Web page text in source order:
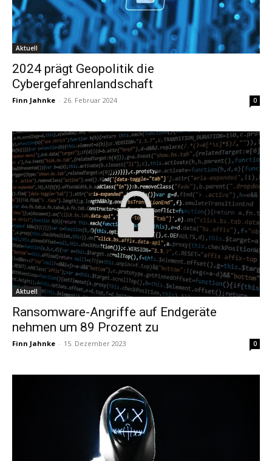
Aktuell
2024 prägt Geopolitik die
Cybergefahrenlandschaft
Finn Jahnke - 26. Februar 2024 0
Aktuell
Ransomware-Angriffe auf Endgeräte
nehmen um 89 Prozent zu
Finn Jahnke - 15. Dezember 2023 0